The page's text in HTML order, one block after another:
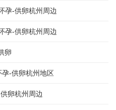
孕-供卵杭州周边
孕-供卵杭州周边
卵
-供卵杭州地区
卵杭州周边